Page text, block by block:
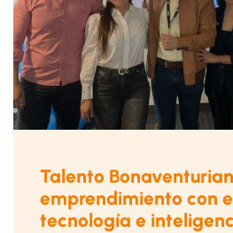
Talento
emprendimiento con
tecnología e